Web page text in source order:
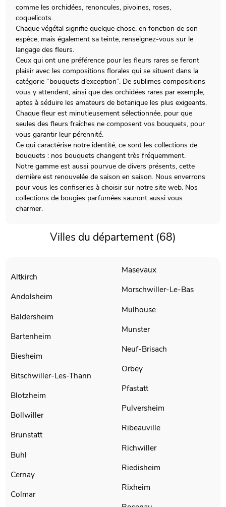
comme les orchidées, renoncules, pivoines, roses,
coquelicots.
Chaque végétal signifie quelque chose, en fonction de son
espèce, mais également sa teinte, renseignez-vous sur le
langage des fleurs.
Ceux qui ont une préférence pour les fleurs rares se feront
plaisir avec les compositions florales qui se situent dans la
catégorie “bouquets d’exception”. De sublimes compositions
vous y attendent, ainsi que des orchidées rares par exemple,
aptes à séduire les amateurs de botanique les plus exigeants.
Chaque fleur est minutieusement sélectionnée, pour que
seules des fleurs fraîches ne composent vos bouquets, pour
vous garantir leur pérennité.
Ce qui caractérise notre identité, ce sont les collections de
bouquets : nos bouquets changent très fréquemment.
Notre gamme est aussi pourvue de divers présents, cette
dernière est renouvelée de saison en saison. Nous enverrons
pour vous les confiseries à choisir sur notre site web. Nos
collections de bougies parfumées sauront aussi vous
charmer.
Villes du département (68)
Altkirch
Andolsheim
Baldersheim
Bartenheim
Biesheim
Bitschwiller-Les-Thann
Blotzheim
Bollwiller
Brunstatt
Buhl
Cernay
Colmar
Masevaux
Morschwiller-Le-Bas
Mulhouse
Munster
Neuf-Brisach
Orbey
Pfastatt
Pulversheim
Ribeauville
Richwiller
Riedisheim
Rixheim